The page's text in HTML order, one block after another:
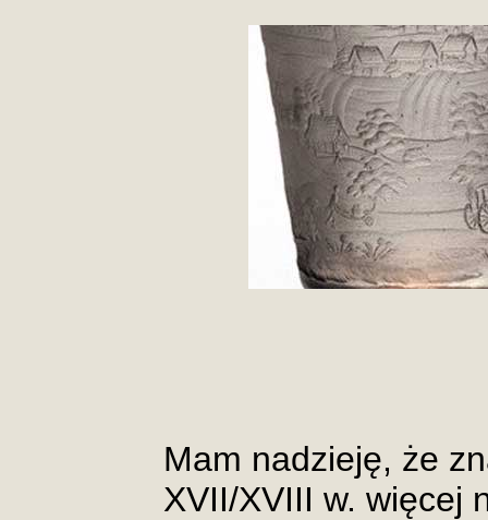
Mam nadzieję, że
XVII/XVIII w. więcej